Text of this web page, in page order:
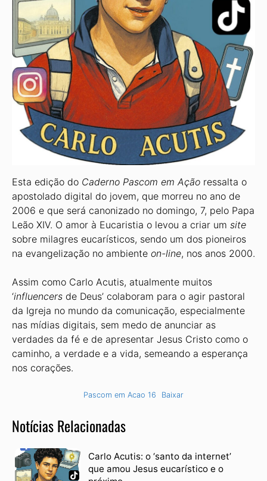
Esta edição do Caderno Pascom em Ação ressalta o
apostolado digital do jovem, que morreu no ano de
2006 e que será canonizado no domingo, 7, pelo Papa
Leão XIV. O amor à Eucaristia o levou a criar um site
sobre milagres eucarísticos, sendo um dos pioneiros
na evangelização no ambiente on-line, nos anos 2000.
Assim como Carlo Acutis, atualmente muitos
‘influencers de Deus’ colaboram para o agir pastoral
da Igreja no mundo da comunicação, especialmente
nas mídias digitais, sem medo de anunciar as
verdades da fé e de apresentar Jesus Cristo como o
caminho, a verdade e a vida, semeando a esperança
nos corações.
Pascom em Acao 16 Baixar
Notícias Relacionadas
Carlo Acutis: o ‘santo da internet’
que amou Jesus eucarístico e o